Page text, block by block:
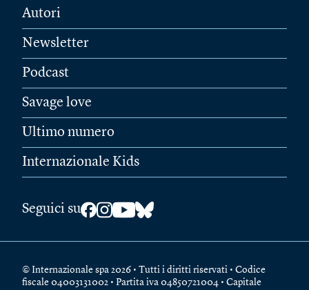
Autori
Newsletter
Podcast
Savage love
Ultimo numero
Internazionale Kids
Seguici su
© Internazionale spa 2026 • Tutti i diritti riservati • Codice
fiscale 04003131002 • Partita iva 04850721004 • Capitale